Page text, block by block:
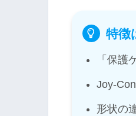
特徴
「保護
Joy-
形状の